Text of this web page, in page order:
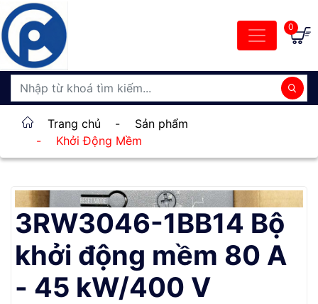
0
Trang chủ -
Sản phẩm
-
Khởi Động Mềm
3RW3046-1BB14 Bộ
khởi động mềm 80 A
- 45 kW/400 V